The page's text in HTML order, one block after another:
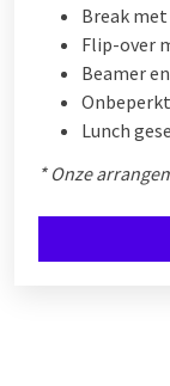
Break
Flip-over
Beamer
Lunch
* Onze